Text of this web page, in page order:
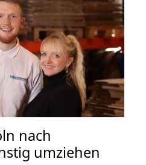
nach
umziehen